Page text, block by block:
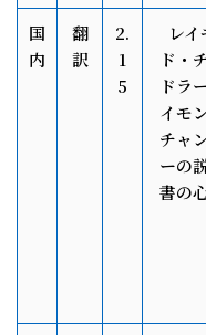
国
内
翻
訳
2.
1
5
レ
ド・
ドラ
イモ
チャ
ーの
書の